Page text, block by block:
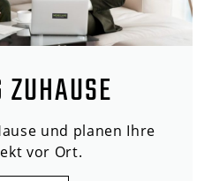
und planen Ihre
vor Ort.